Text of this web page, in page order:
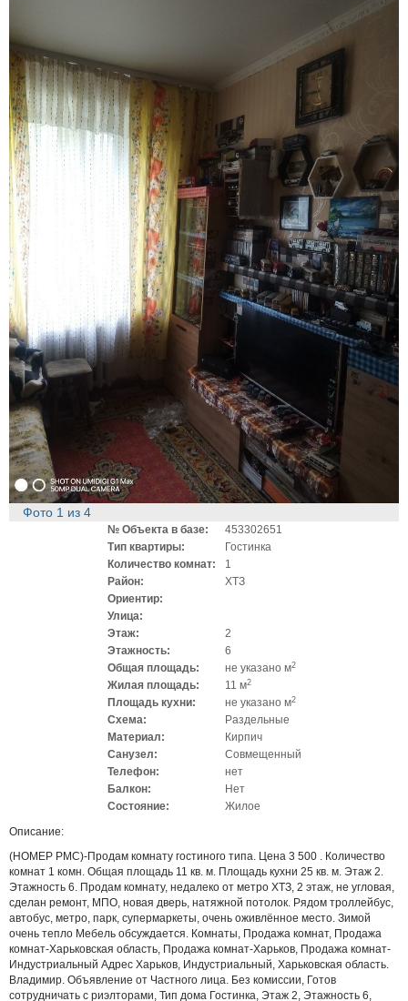
Фото 1 из 4
№ Объекта в базе:
453302651
Тип квартиры:
Гостинка
Количество комнат:
1
Район:
ХТЗ
Ориентир:
Улица:
Этаж:
2
Этажность:
6
Общая площадь:
не указано м2
Жилая площадь: 11 м2
Площадь кухни: не указано м2
Схема:
Раздельные
Материал:
Кирпич
Санузел:
Совмещенный
Телефон:
нет
Балкон:
Нет
Состояние:
Жилое
Описание:
(НОМЕР PMC)-Продам комнату гостиного типа. Цена 3 500 . Количество
комнат 1 комн. Общая площадь 11 кв. м. Площадь кухни 25 кв. м. Этаж 2.
Этажность 6. Продам комнату, недалеко от метро ХТЗ, 2 этаж, не угловая,
сделан ремонт, МПО, новая дверь, натяжной потолок. Рядом троллейбус,
автобус, метро, парк, супермаркеты, очень оживлённое место. Зимой
очень тепло Мебель обсуждается. Комнаты, Продажа комнат, Продажа
комнат-Харьковская область, Продажа комнат-Харьков, Продажа комнат-
Индустриальный Адрес Харьков, Индустриальный, Харьковская область.
Владимир. Объявление от Частного лица. Без комиссии, Готов
сотрудничать с риэлторами, Тип дома Гостинка, Этаж 2, Этажность 6,